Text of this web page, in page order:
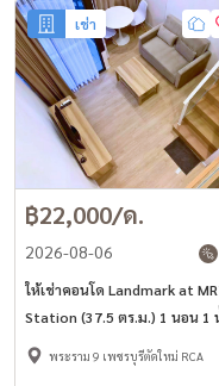
เช่า
฿22,000/ด.
2026-08-06
ให้เช่าคอนโด Landmark at
Station (37.5 ตร.ม.) 1 นอน 1
ห้อง Duplex
พระราม 9 เพชรบุรีตัดใหม่ RCA